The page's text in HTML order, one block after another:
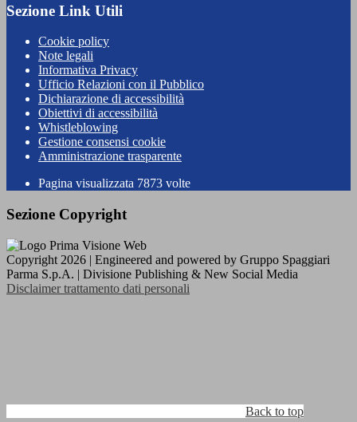
Sezione Link Utili
Cookie policy
Note legali
Informativa Privacy
Ufficio Relazioni con il Pubblico
Dichiarazione di accessibilità
Obiettivi di accessibilità
Whistleblowing
Gestione consensi cookie
Amministrazione trasparente
Pagina visualizzata 7873 volte
Sezione Copyright
Copyright 2026 | Engineered and powered by Gruppo Spaggiari
Parma S.p.A. | Divisione Publishing & New Social Media
Disclaimer trattamento dati personali
Back to top